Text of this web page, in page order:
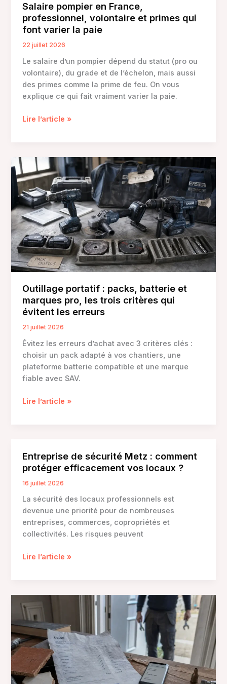
éviter
Salaire pompier en France,
professionnel, volontaire et primes qui
font varier la paie
22 juillet 2026
Le salaire d’un pompier dépend du statut (pro ou
volontaire), du grade et de l’échelon, mais aussi
des primes comme la prime de feu. On vous
explique ce qui fait vraiment varier la paie.
Salaire
professionnel,
volontaire
et
primes
qui
font
varier
la
paie
Lire l’article »
Outillage portatif : packs, batterie et
marques pro, les trois critères qui
évitent les erreurs
21 juillet 2026
Évitez les erreurs d’achat avec 3 critères clés :
choisir un pack adapté à vos chantiers, une
plateforme batterie compatible et une marque
fiable avec SAV.
Outillage
et
marques
pro,
les
trois
critères
qui
les
Lire l’article »
Entreprise de sécurité Metz : comment
protéger efficacement vos locaux ?
16 juillet 2026
La sécurité des locaux professionnels est
devenue une priorité pour de nombreuses
entreprises, commerces, copropriétés et
collectivités. Les risques peuvent
Entreprise
:
comment
protéger
efficacement
vos
locaux
?
Lire l’article »